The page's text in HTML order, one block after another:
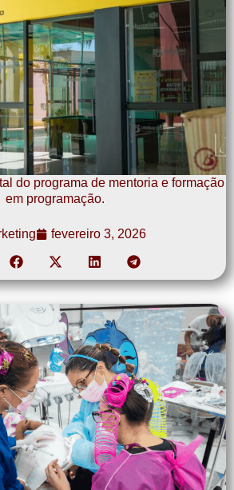
do programa de mentoria e formação
em programação.
fevereiro 3, 2026